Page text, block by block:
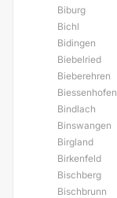
Biburg
Bichl
Bidingen
Biebelried
Bieberehren
Biessenhofen
Bindlach
Binswangen
Birgland
Birkenfeld
Bischberg
Bischbrunn